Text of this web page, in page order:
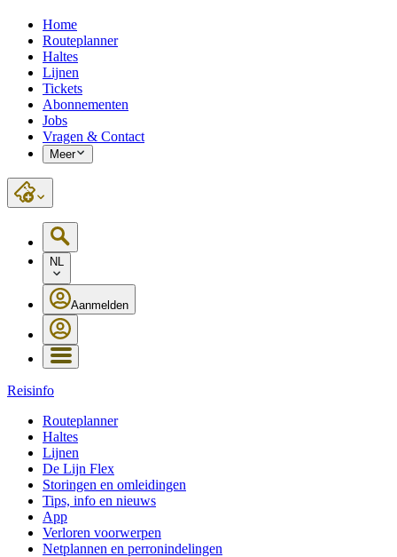
Home
Routeplanner
Haltes
Lijnen
Tickets
Abonnementen
Jobs
Vragen & Contact
Meer
NL
Aanmelden
Reisinfo
Routeplanner
Haltes
Lijnen
De Lijn Flex
Storingen en omleidingen
Tips, info en nieuws
App
Verloren voorwerpen
Netplannen en perronindelingen